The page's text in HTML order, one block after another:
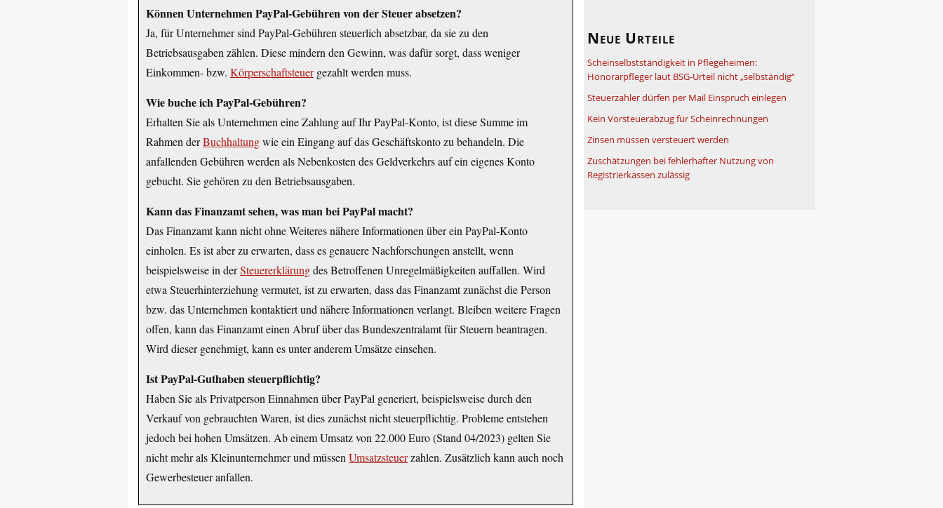
Können Unternehmen PayPal-Gebühren von der Steuer absetzen?
Ja, für Unternehmer sind PayPal-Gebühren steuerlich absetzbar, da sie zu den
Betriebsausgaben zählen. Diese mindern den Gewinn, was dafür sorgt, dass weniger
Einkommen- bzw. Körperschaftsteuergezahlt werden muss.
Wie buche ich PayPal-Gebühren?
Erhalten Sie als Unternehmen eine Zahlung auf Ihr PayPal-Konto, ist diese Summe im
Rahmen derBuchhaltungwie ein Eingang auf das Geschäftskonto zu behandeln. Die
anfallenden Gebühren werden als Nebenkosten des Geldverkehrs auf ein eigenes Konto
gebucht. Sie gehören zu den Betriebsausgaben.
Kann das Finanzamt sehen, was man bei PayPal macht?
Das Finanzamt kann nicht ohne Weiteres nähere Informationen über ein PayPal-Konto
einholen. Es ist aber zu erwarten, dass es genauere Nachforschungen anstellt, wenn
beispielsweise in derSteuererklärungdes Betroffenen Unregelmäßigkeiten auffallen. Wird
etwa Steuerhinterziehung vermutet, ist zu erwarten, dass das Finanzamt zunächst die Person
bzw. das Unternehmen kontaktiert und nähere Informationen verlangt. Bleiben weitere Fragen
offen, kann das Finanzamt einen Abruf über das Bundeszentralamt für Steuern beantragen.
Wird dieser genehmigt, kann es unter anderem Umsätze einsehen.
Ist PayPal-Guthaben steuerpflichtig?
Haben Sie als Privatperson Einnahmen über PayPal generiert, beispielsweise durch den
Verkauf von gebrauchten Waren, ist dies zunächst nicht steuerpflichtig. Probleme entstehen
jedoch bei hohen Umsätzen. Ab einem Umsatz von 22.000 Euro (Stand 04/2023) gelten Sie
nicht mehr als Kleinunternehmer und müssen Umsatzsteuerzahlen. Zusätzlich kann auch noch
Gewerbesteuer anfallen.
Neue Urteile
Scheinselbstständigkeit in Pflegeheimen:
Honorarpfleger laut BSG-Urteil nicht „selbständig“
Steuerzahler dürfen per Mail Einspruch einlegen
Kein Vorsteuerabzug für Scheinrechnungen
Zinsen müssen versteuert werden
Zuschätzungen bei fehlerhafter Nutzung von
Registrierkassen zulässig